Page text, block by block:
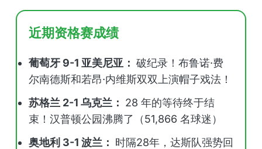
近期资格赛成绩
葡萄牙 9-1 亚美尼亚： 破纪录！布鲁诺·费
尔南德斯和若昂·内维斯双双上演帽子戏法！
苏格兰 2-1 乌克兰： 28 年的等待终于结
束！汉普顿公园沸腾了（51,866 名球迷）
奥地利 3-1 波兰： 时隔28年，达斯队强势回